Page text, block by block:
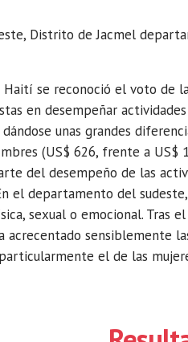
Distrito de Jacmel
se reconoció el voto de
en desempeñar
unas grandes
(US$ 626, frente a US$
del desempeño de las
el departamento del
sexual o emocional. Tras
acrecentado sensiblemente
el de las